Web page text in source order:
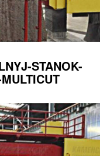
STANOK-